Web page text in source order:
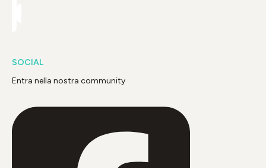
SOCIAL
Entra nella nostra community